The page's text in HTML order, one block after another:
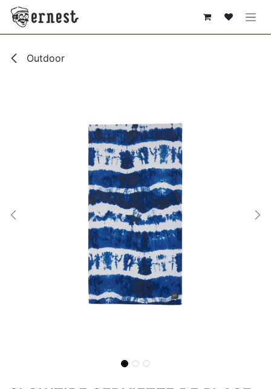
SE RENDRE AU CONTENU
Outdoor